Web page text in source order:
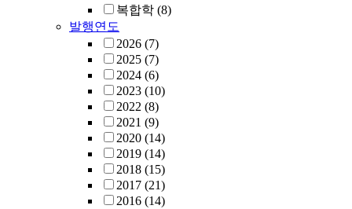
복합학 (8)
발행연도
2026 (7)
2025 (7)
2024 (6)
2023 (10)
2022 (8)
2021 (9)
2020 (14)
2019 (14)
2018 (15)
2017 (21)
2016 (14)